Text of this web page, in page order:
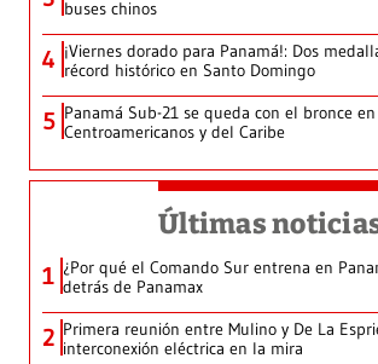
buses chinos
4 ¡Viernes dorado para Panamá!: Dos
récord histórico en Santo Domingo
5 Panamá Sub-21 se queda con el bronce
Centroamericanos y del Caribe
Últimas
1 ¿Por qué el Comando Sur entrena en
detrás de Panamax
2 Primera reunión entre Mulino y De La
interconexión eléctrica en la mira